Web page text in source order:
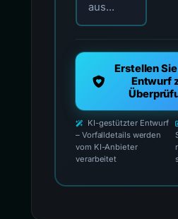
aus...
Erstellen
Entwurf
KI-gestützter Entwurf
– Vorfalldetails werden
vom KI-Anbieter
verarbeitet